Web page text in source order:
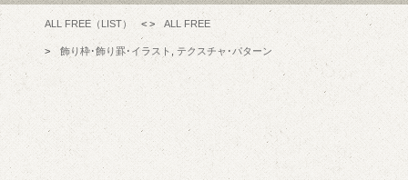
フリーフォント
アイコン
チュートリアル
フリーソフト
PC便利機能
WEBテンプレート･テーマ
ALL FREE（LIST） < > ALL FREE
> 飾り枠･飾り罫･イラスト テクスチャ･パターン